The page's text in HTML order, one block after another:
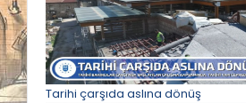
Tarihi çarşıda aslına dönüş